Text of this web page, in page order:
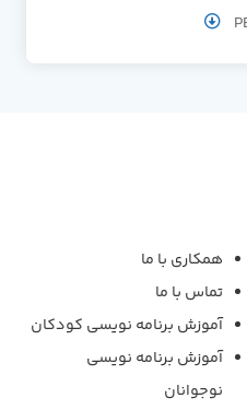
همکاری با ما
تماس با ما
آموزش برنامه نویسی کودکان
آموزش برنامه نویسی
نوجوانان